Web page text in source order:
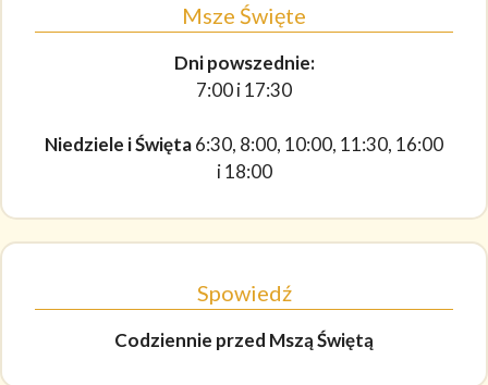
Msze Święte
Dni powszednie:
7:00 i 17:30
Niedziele i Święta6:30, 8:00, 10:00, 11:30, 16:00
i 18:00
Spowiedź
Codziennie przed Mszą Świętą